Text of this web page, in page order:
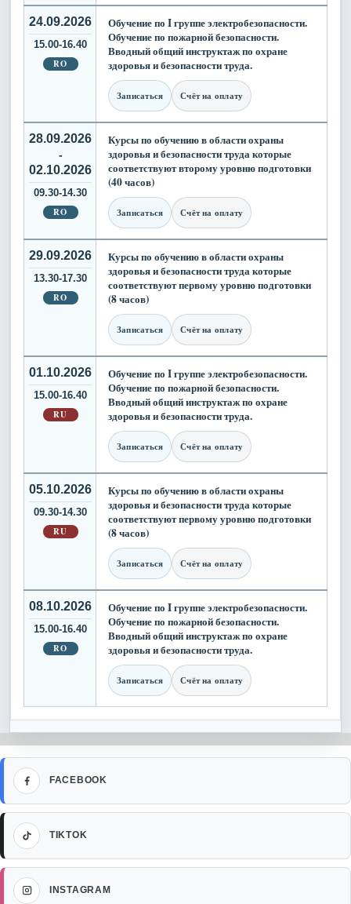
24.09.2026
15.00-16.40
RO
Обучение по I группе электробезопасности.
Обучение по пожарной безопасности.
Вводный общий инструктаж по охране
здоровья и безопасности труда.
Записаться Счёт на оплату
28.09.2026
-
02.10.2026
09.30-14.30
RO
Курсы по обучению в области охраны
здоровья и безопасности труда которые
соответствуют второму уровню подготовки
(40 часов)
Записаться Счёт на оплату
29.09.2026
13.30-17.30
RO
Курсы по обучению в области охраны
здоровья и безопасности труда которые
соответствуют первому уровню подготовки
(8 часов)
Записаться Счёт на оплату
01.10.2026
15.00-16.40
RU
Обучение по I группе электробезопасности.
Обучение по пожарной безопасности.
Вводный общий инструктаж по охране
здоровья и безопасности труда.
Записаться Счёт на оплату
05.10.2026
09.30-14.30
RU
Курсы по обучению в области охраны
здоровья и безопасности труда которые
соответствуют первому уровню подготовки
(8 часов)
Записаться Счёт на оплату
08.10.2026
15.00-16.40
RO
Обучение по I группе электробезопасности.
Обучение по пожарной безопасности.
Вводный общий инструктаж по охране
здоровья и безопасности труда.
Записаться Счёт на оплату
FACEBOOK
Facebook
TIKTOK
TikTok
INSTAGRAM
Instagram